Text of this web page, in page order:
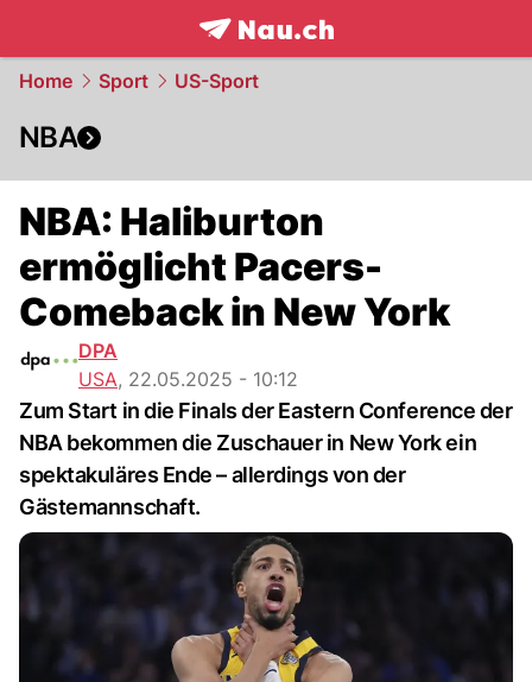
frontpage.NAU.ch
Home Sport US-Sport
NBA
NBA: Haliburton
ermöglicht Pacers-
Comeback in New York
DPA
USA, 22.05.2025 - 10:12
Zum Start in die Finals der Eastern Conference der
NBA bekommen die Zuschauer in New York ein
spektakuläres Ende – allerdings von der
Gästemannschaft.